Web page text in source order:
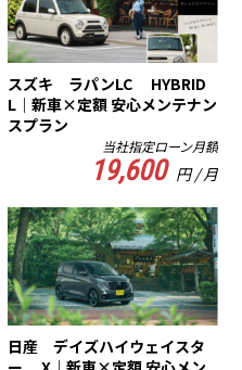
スズキ ラパンLC HYBRID
L｜新車×定額 安心メンテナン
スプラン
当社指定ローン月額
19,600 円 / 月
日産 デイズハイウェイスタ